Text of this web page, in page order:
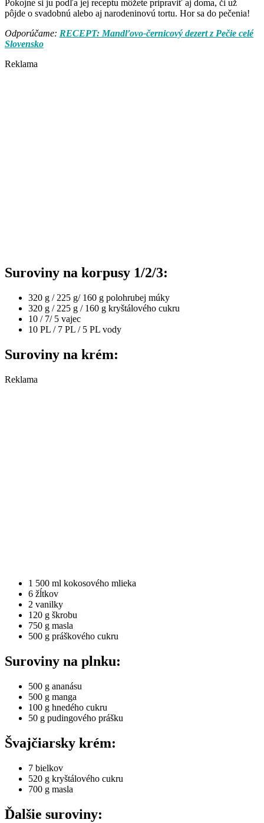
Pokojne si ju podľa jej receptu môžete pripraviť aj doma, či už
pôjde o svadobnú alebo aj narodeninovú tortu. Hor sa do pečenia!
Odporúčame: RECEPT: Mandľovo-černicový dezert z Pečie celé
Slovensko
Reklama
Suroviny na korpusy 1/2/3:
320 g / 225 g/ 160 g polohrubej múky
320 g / 225 g / 160 g kryštálového cukru
10 / 7/ 5 vajec
10 PL / 7 PL / 5 PL vody
Suroviny na krém:
Reklama
1 500 ml kokosového mlieka
6 žĺtkov
2 vanilky
120 g škrobu
750 g masla
500 g práškového cukru
Suroviny na plnku:
500 g ananásu
500 g manga
100 g hnedého cukru
50 g pudingového prášku
Švajčiarsky krém:
7 bielkov
520 g kryštálového cukru
700 g masla
Ďalšie suroviny: